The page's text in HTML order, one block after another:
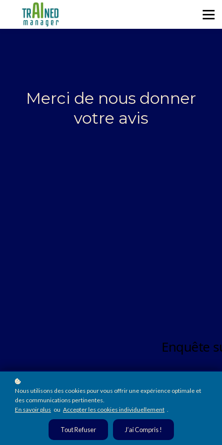
Merci de nous donner
votre avis
Nous utilisons des cookies pour vous offrir une expérience optimale et
des communications pertinentes.
En savoir plus ou Accepter les cookies individuellement .
Tout Refuser J’ai Compris !